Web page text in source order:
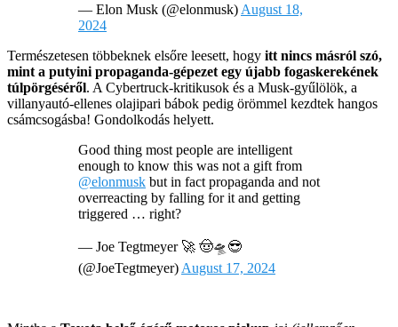
— Elon Musk (@elonmusk) August 18,
2024
Természetesen többeknek elsőre leesett, hogy itt nincs másról szó,
mint a putyini propaganda-gépezet egy újabb fogaskerekének
túlpörgéséről. A Cybertruck-kritikusok és a Musk-gyűlölök, a
villanyautó-ellenes olajipari bábok pedig örömmel kezdtek hangos
csámcsogásba! Gondolkodás helyett.
Good thing most people are intelligent
enough to know this was not a gift from
@elonmusk but in fact propaganda and not
overreacting by falling for it and getting
triggered … right?
— Joe Tegtmeyer 🚀 🤠🛸😎
(@JoeTegtmeyer) August 17, 2024